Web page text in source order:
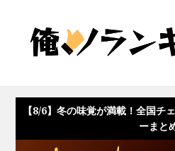
【8/6】冬の味覚が満載！全国チ
ーまと